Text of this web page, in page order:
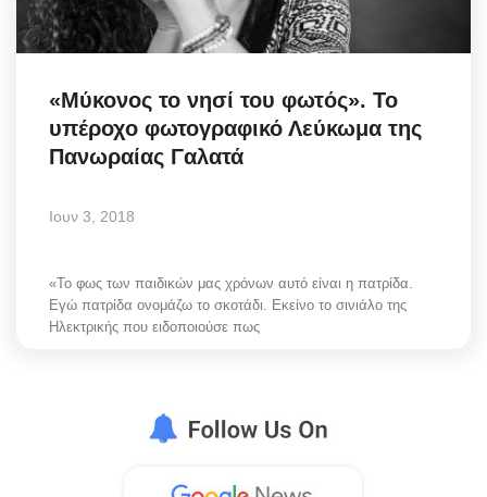
«Μύκονος το νησί του φωτός». Το
υπέροχο φωτογραφικό Λεύκωμα της
Πανωραίας Γαλατά
Ιουν 3, 2018
«Το φως των παιδικών μας χρόνων αυτό είναι η πατρίδα.
Εγώ πατρίδα ονομάζω το σκοτάδι. Εκείνο το σινιάλο της
Ηλεκτρικής που ειδοποιούσε πως